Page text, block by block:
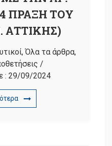
ΠΡΑΞΗ ΤΟΥ
ΑΤΤΙΚΗΣ)
,Όλα τα άρθρα,
/
: 29/09/2024